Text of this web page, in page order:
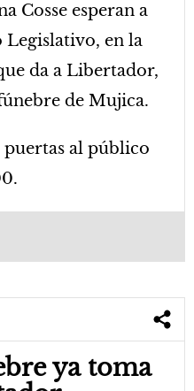
Cosse esperan a
Legislativo, en la
da a Libertador,
de Mujica.
puertas al público
ya toma